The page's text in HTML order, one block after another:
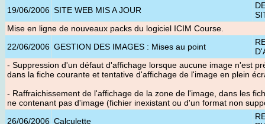
19/06/2006 SITE WEB MIS A JOUR
Mise en ligne de nouveaux packs du logiciel ICIM Course.
22/06/2006 GESTION DES IMAGES : Mises au point
- Suppression d'un défaut d'affichage lorsque aucune image n'est
dans la fiche courante et tentative d'affichage de l'image en plein
- Raffraichissement de l'affichage de la zone de l'image, dans les
ne contenant pas d'image (fichier inexistant ou d'un format non
26/06/2006 Calculette